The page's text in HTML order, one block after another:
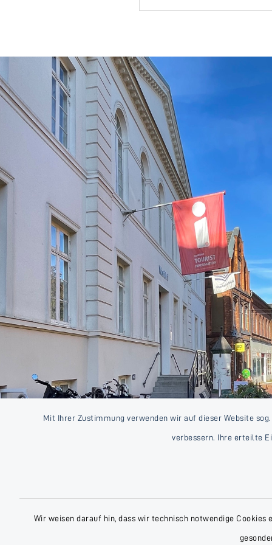
Mit Ihrer Zustimmung verwenden wir auf dieser Website
verbessern. Ihre erteilte
Wir weisen darauf hin, dass wir technisch notwendige